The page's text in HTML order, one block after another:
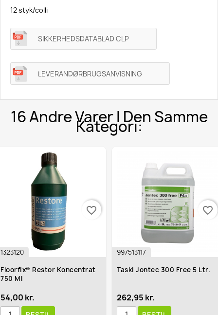
12 styk/colli
SIKKERHEDSDATABLAD CLP
LEVERANDØRBRUGSANVISNING
16 Andre Varer I Den Samme
Kategori:
997513117
Taski Jontec 300 Free 5 Ltr.
favorite_border
Blanco Shine